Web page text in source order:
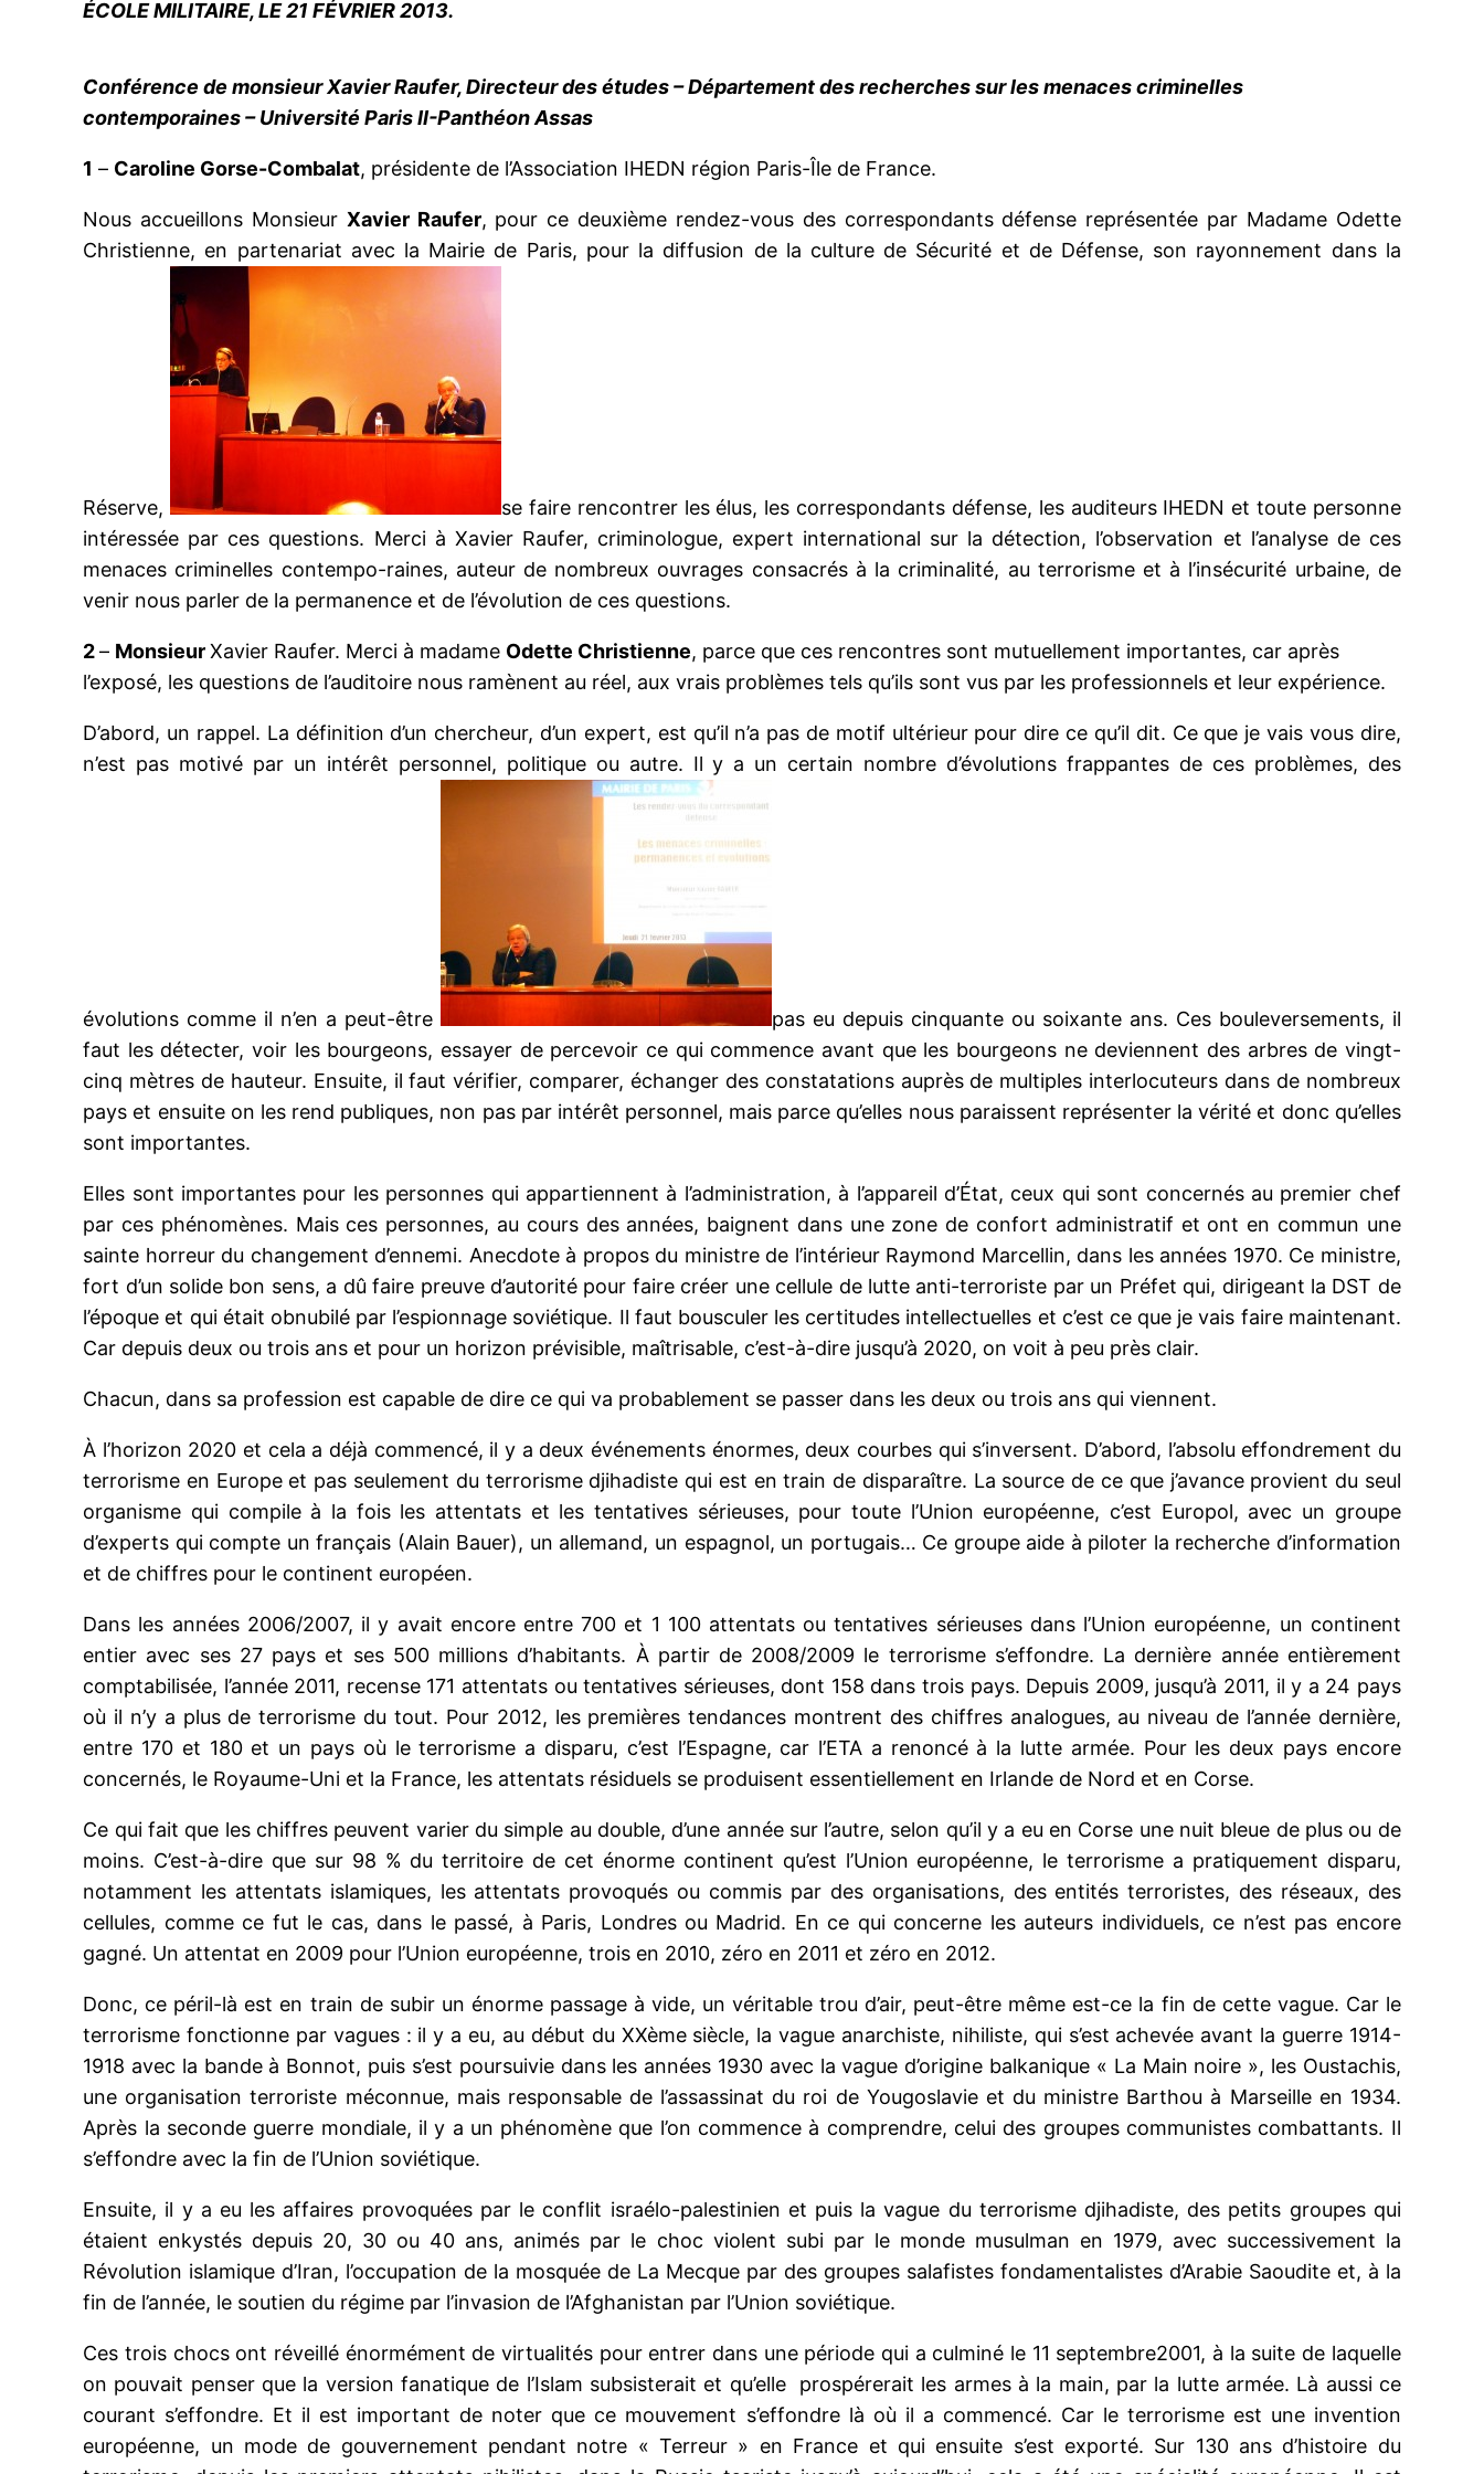
ÉCOLE MILITAIRE, LE 21 FÉVRIER 2013.
Conférence de monsieurXavier Raufer, Directeur des études – Département des recherches sur les menaces criminelles
contemporaines – Université Paris II-Panthéon Assas
1 – Caroline Gorse-Combalat, présidente de l’Association IHEDN région Paris-Île de France.
Nous accueillons Monsieur Xavier Raufer, pour ce deuxième rendez-vous des correspondants défense représentée par Madame Odette
Christienne, en partenariat avec la Mairie de Paris, pour la diffusion de la culture de Sécurité et de Défense, son rayonnement dans la
Réserve,
se faire rencontrer les élus, les correspondants défense, les auditeurs IHEDN et toute personne
intéressée par ces questions. Merci à Xavier Raufer, criminologue, expert international sur la détection, l’observation et l’analyse de ces
menaces criminelles contempo-raines, auteur de nombreux ouvrages consacrés à la criminalité, au terrorisme et à l’insécurité urbaine, de
venir nous parler de la permanence et de l’évolution de ces questions.
2– MonsieurXavier Raufer. Merci à madame Odette Christienne, parce que ces rencontres sont mutuellement importantes, car après
l’exposé, les questions de l’auditoire nous ramènent au réel, aux vrais problèmes tels qu’ils sont vus par les professionnels et leur expérience.
D’abord, un rappel. La définition d’un chercheur, d’un expert, est qu’il n’a pas de motif ultérieur pour dire ce qu’il dit. Ce que je vais vous dire,
n’est pas motivé par un intérêt personnel, politique ou autre. Il y a un certain nombre d’évolutions frappantes de ces problèmes, des
évolutions comme il n’en a peut-être
pas eu depuis cinquante ou soixante ans. Ces bouleversements, il
faut les détecter, voir les bourgeons, essayer de percevoir ce qui commence avant que les bourgeons ne deviennent des arbres de vingt-
cinq mètres de hauteur. Ensuite, il faut vérifier, comparer, échanger des constatations auprès de multiples interlocuteurs dans de nombreux
pays et ensuite on les rend publiques, non pas par intérêt personnel, mais parce qu’elles nous paraissent représenter la vérité et donc qu’elles
sont importantes.
Elles sont importantes pour les personnes qui appartiennent à l’administration, à l’appareil d’État, ceux qui sont concernés au premier chef
par ces phénomènes. Mais ces personnes, au cours des années, baignent dans une zone de confort administratif et ont en commun une
sainte horreur du changement d’ennemi. Anecdote à propos du ministre de l’intérieur Raymond Marcellin, dans les années 1970. Ce ministre,
fort d’un solide bon sens, a dû faire preuve d’autorité pour faire créer une cellule de lutte anti-terroriste par un Préfet qui, dirigeant la DST de
l’époque et qui était obnubilé par l’espionnage soviétique. Il faut bousculer les certitudes intellectuelles et c’est ce que je vais faire maintenant.
Car depuis deux ou trois ans et pour un horizon prévisible, maîtrisable, c’est-à-dire jusqu’à 2020, on voit à peu près clair.
Chacun, dans sa profession est capable de dire ce qui va probablement se passer dans les deux ou trois ans qui viennent.
À l’horizon 2020 et cela a déjà commencé, il y a deux événements énormes, deux courbes qui s’inversent. D’abord, l’absolu effondrement du
terrorisme en Europe et pas seulement du terrorisme djihadiste qui est en train de disparaître. La source de ce que j’avance provient du seul
organisme qui compile à la fois les attentats et les tentatives sérieuses, pour toute l’Union européenne, c’est Europol, avec un groupe
d’experts qui compte un français (Alain Bauer), un allemand, un espagnol, un portugais… Ce groupe aide à piloter la recherche d’information
et de chiffres pour le continent européen.
Dans les années 2006/2007, il y avait encore entre 700 et 1 100 attentats ou tentatives sérieuses dans l’Union européenne, un continent
entier avec ses 27 pays et ses 500 millions d’habitants. À partir de 2008/2009 le terrorisme s’effondre. La dernière année entièrement
comptabilisée, l’année 2011, recense 171 attentats ou tentatives sérieuses, dont 158 dans trois pays. Depuis 2009, jusqu’à 2011, il y a 24 pays
où il n’y a plus de terrorisme du tout. Pour 2012, les premières tendances montrent des chiffres analogues, au niveau de l’année dernière,
entre 170 et 180 et un pays où le terrorisme a disparu, c’est l’Espagne, car l’ETA a renoncé à la lutte armée. Pour les deux pays encore
concernés, le Royaume-Uni et la France, les attentats résiduels se produisent essentiellement en Irlande de Nord et en Corse.
Ce qui fait que les chiffres peuvent varier du simple au double, d’une année sur l’autre, selon qu’il y a eu en Corse une nuit bleue de plus ou de
moins. C’est-à-dire que sur 98 % du territoire de cet énorme continent qu’est l’Union européenne, le terrorisme a pratiquement disparu,
notamment les attentats islamiques, les attentats provoqués ou commis par des organisations, des entités terroristes, des réseaux, des
cellules, comme ce fut le cas, dans le passé, à Paris, Londres ou Madrid. En ce qui concerne les auteurs individuels, ce n’est pas encore
gagné. Un attentat en 2009 pour l’Union européenne, trois en 2010, zéro en 2011 et zéro en 2012.
Donc, ce péril-là est en train de subir un énorme passage à vide, un véritable trou d’air, peut-être même est-ce la fin de cette vague. Car le
terrorisme fonctionne par vagues : il y a eu, au début du XXème siècle, la vague anarchiste, nihiliste, qui s’est achevée avant la guerre 1914-
1918 avec la bande à Bonnot, puis s’est poursuivie dans les années 1930 avec la vague d’origine balkanique « La Main noire », les Oustachis,
une organisation terroriste méconnue, mais responsable de l’assassinat du roi de Yougoslavie et du ministre Barthou à Marseille en 1934.
Après la seconde guerre mondiale, il y a un phénomène que l’on commence à comprendre, celui des groupes communistes combattants. Il
s’effondre avec la fin de l’Union soviétique.
Ensuite, il y a eu les affaires provoquées par le conflit israélo-palestinien et puis la vague du terrorisme djihadiste, des petits groupes qui
étaient enkystés depuis 20, 30 ou 40 ans, animés par le choc violent subi par le monde musulman en 1979, avec successivement la
Révolution islamique d’Iran, l’occupation de la mosquée de La Mecque par des groupes salafistes fondamentalistes d’Arabie Saoudite et, à la
fin de l’année, le soutien du régime par l’invasion de l’Afghanistan par l’Union soviétique.
Ces trois chocs ont réveillé énormément de virtualités pour entrer dans une période qui a culminé le 11 septembre2001, à la suite de laquelle
on pouvait penser que la version fanatique de l’Islam subsisterait et qu’elle prospérerait les armes à la main, par la lutte armée. Là aussi ce
courant s’effondre. Et il est important de noter que ce mouvement s’effondre là où il a commencé. Car le terrorisme est une invention
européenne, un mode de gouvernement pendant notre « Terreur » en France et qui ensuite s’est exporté. Sur 130 ans d’histoire du